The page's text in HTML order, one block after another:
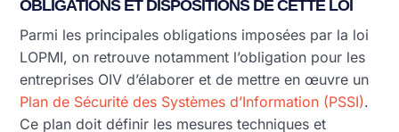
OBLIGATIONS ET DISPOSITIONS DE CETTE LOI
Parmi les principales obligations imposées par la loi
LOPMI, on retrouve notamment l’obligation pour les
entreprises OIV d’élaborer et de mettre en œuvre un
Plan de Sécurité des Systèmes d’Information (PSSI).
Ce plan doit définir les mesures techniques et